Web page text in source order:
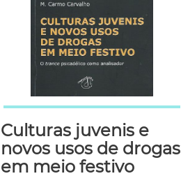
Culturas juvenis e
novos usos de drogas
em meio festivo